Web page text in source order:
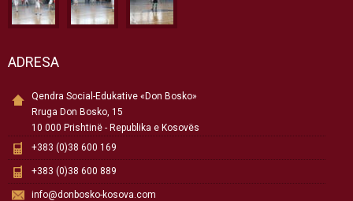
ADRESA
Qendra Social-Edukative «Don Bosko»
Rruga Don Bosko, 15
10 000 Prishtinë - Republika e Kosovës
+383 (0)38 600 169
+383 (0)38 600 889
info@donbosko-kosova.com